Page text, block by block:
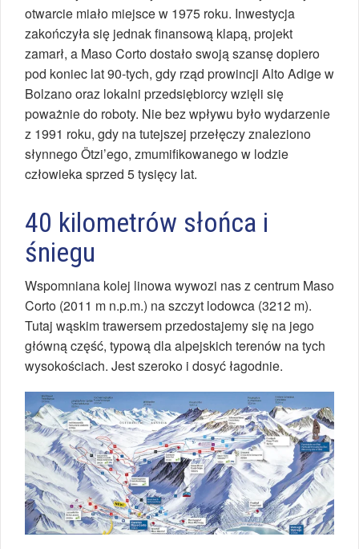
otwarcie miało miejsce w 1975 roku. Inwestycja
zakończyła się jednak finansową klapą, projekt
zamarł, a Maso Corto dostało swoją szansę dopiero
pod koniec lat 90-tych, gdy rząd prowincji Alto Adige w
Bolzano oraz lokalni przedsiębiorcy wzięli się
poważnie do roboty. Nie bez wpływu było wydarzenie
z 1991 roku, gdy na tutejszej przełęczy znaleziono
słynnego Ötzi’ego, zmumifikowanego w lodzie
człowieka sprzed 5 tysięcy lat.
40 kilometrów słońca i
śniegu
Wspomniana kolej linowa wywozi nas z centrum Maso
Corto (2011 m n.p.m.) na szczyt lodowca (3212 m).
Tutaj wąskim trawersem przedostajemy się na jego
główną część, typową dla alpejskich terenów na tych
wysokościach. Jest szeroko i dosyć łagodnie.